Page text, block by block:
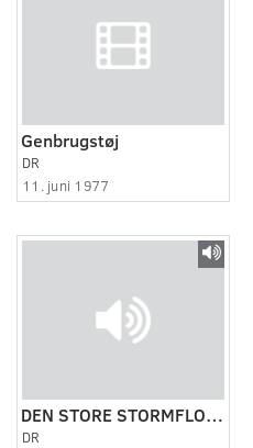
Genbrugstøj
DR
11. juni 1977
DEN STORE STORMFLOD I 1872.
DR